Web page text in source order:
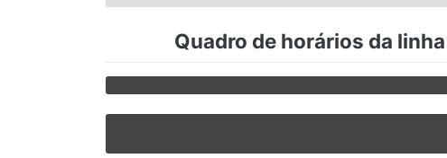
© 2026 Viva City Serviços Digitais Ltda. Todos os direitos reservados.
Quadro de horários da